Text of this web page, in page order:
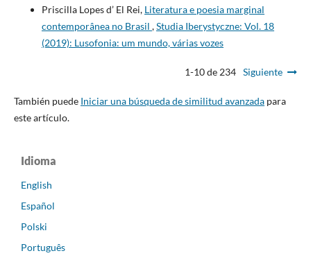
Priscilla Lopes d’ El Rei, Literatura e poesia marginal
contemporânea no Brasil ,Studia Iberystyczne: Vol. 18
(2019): Lusofonia: um mundo, várias vozes
1-10 de 234 Siguiente
También puede Iniciar una búsqueda de similitud avanzadapara
este artículo.
Idioma
English
Español
Polski
Português